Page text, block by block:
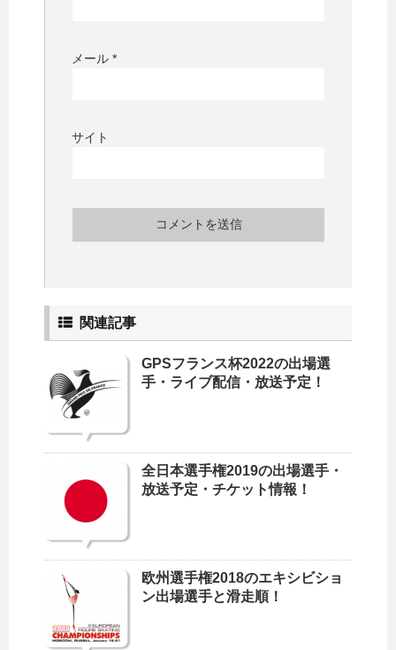
メール *
サイト
関連記事
GPSフランス杯2022の出場選
手・ライブ配信・放送予定！
全日本選手権2019の出場選手・
放送予定・チケット情報！
欧州選手権2018のエキシビショ
ン出場選手と滑走順！